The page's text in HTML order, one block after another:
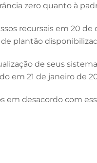
zero quanto à
recursais em 20
plantão
de seus
em 21 de janeiro de
em desacordo com